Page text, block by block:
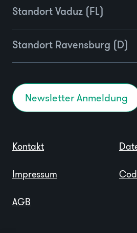
Standort Vaduz (FL)
Standort Ravensburg (D)
Newsletter Anmeldung
Kontakt
Impressum
AGB